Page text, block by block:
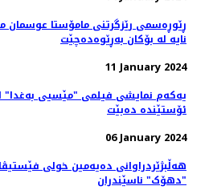
ڕێوڕه‌سمی رێزگرتنی مامۆستا عوسمان
نایه‌ لە بۆکان بەڕێوەدەچێت
11 January 2024
یەکەم نمایشی فیلمی "مێسیی بەغدا"
ئۆستێندە دەبێت
06 January 2024
هه‌ڵبژێردراوانی دەیەمین خولی
"دهۆک" ناسێندران